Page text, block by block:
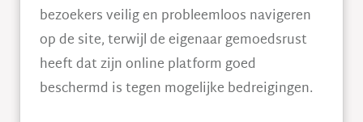
bezoekers veilig en probleemloos navigeren
op de site, terwijl de eigenaar gemoedsrust
heeft dat zijn online platform goed
beschermd is tegen mogelijke bedreigingen.